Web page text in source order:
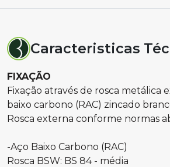
Caracteristicas
FIXAÇÃO
Fixação através de rosca metálica
baixo carbono (RAC) zincado
Rosca externa conforme normas
-Aço Baixo Carbono (RAC)
Rosca BSW: BS 84 - média